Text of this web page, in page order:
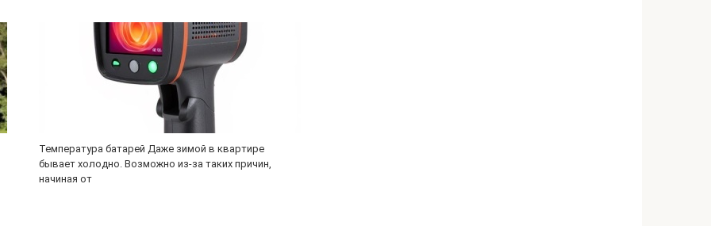
Температура батарей Даже зимой в квартире
бывает холодно. Возможно из-за таких причин,
начиная от